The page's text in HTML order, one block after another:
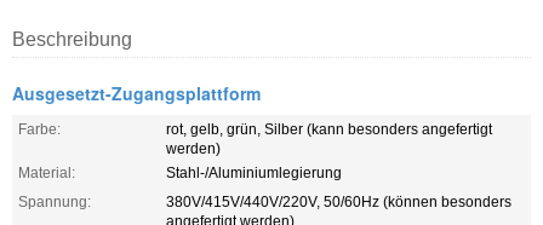
Beschreibung
Ausgesetzt-Zugangsplattform
Farbe:
rot, gelb, grün, Silber (kann besonders angefertigt
werden)
Material:
Stahl-/Aluminiumlegierung
Spannung:
380V/415V/440V/220V, 50/60Hz (können besonders
angefertigt werden)